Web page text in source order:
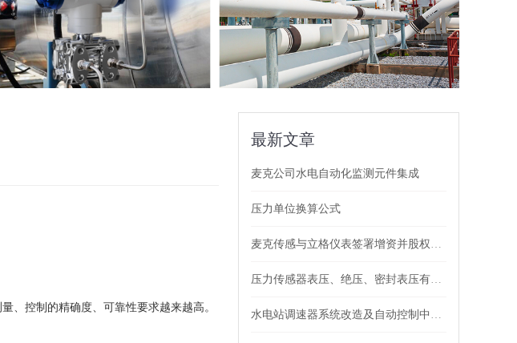
控制的精确度、可靠性要求越来越高。
最新文章
麦克公司水电自动化监测元件集成
压力单位换算公式
麦克传感与立格仪表签署增资并股权收购协议，全面布局工业自动化仪表及测量领域
压力传感器表压、绝压、密封表压有什么区别？
水电站调速器系统改造及自动控制中压力变送控制器的应用